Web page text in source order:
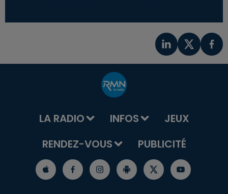
LA RADIO INFOS
JEUX
RENDEZ-VOUS
PUBLICITÉ